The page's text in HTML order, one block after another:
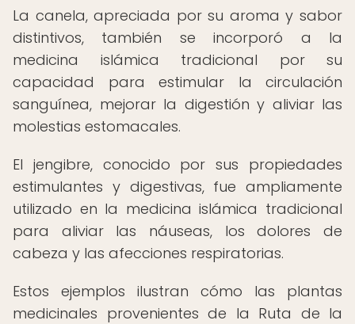
La canela, apreciada por su aroma y sabor
distintivos, también se incorporó a la
medicina islámica tradicional por su
capacidad para estimular la circulación
sanguínea, mejorar la digestión y aliviar las
molestias estomacales.
El jengibre, conocido por sus propiedades
estimulantes y digestivas, fue ampliamente
utilizado en la medicina islámica tradicional
para aliviar las náuseas, los dolores de
cabeza y las afecciones respiratorias.
Estos ejemplos ilustran cómo las plantas
medicinales provenientes de la Ruta de la